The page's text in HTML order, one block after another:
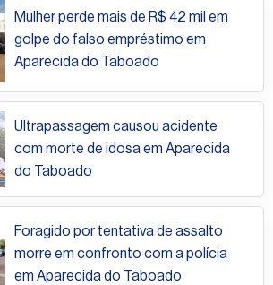
Mulher perde mais de R$ 42 mil em
golpe do falso empréstimo em
Aparecida do Taboado
Ultrapassagem causou acidente
com morte de idosa em Aparecida
do Taboado
Foragido por tentativa de assalto
morre em confronto com a polícia
em Aparecida do Taboado